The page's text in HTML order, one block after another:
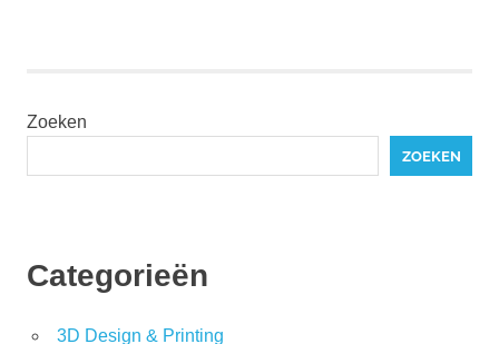
Zoeken
ZOEKEN
Categorieën
3D Design & Printing